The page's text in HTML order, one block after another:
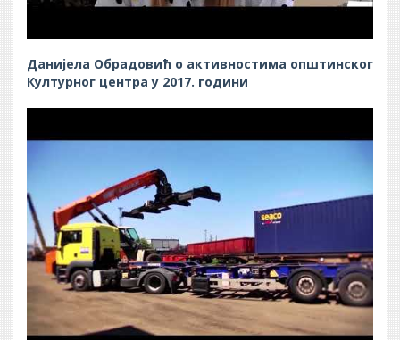
Данијела Обрадовић о активностима општинског
Културног центра у 2017. години